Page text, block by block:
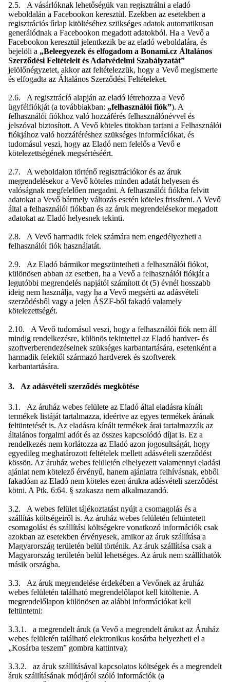
2.5. A vásárlóknak lehetőségük van regisztrálni a eladó
weboldalán a Facebookon keresztül. Ezekben az esetekben a
regisztrációs űrlap kitöltéséhez szükséges adatok automatikusan
generálódnak a Facebookon megadott adatokból. Ha a Vevő a
Facebookon keresztül jelentkezik be az eladó weboldalára, és
bejelöli a „Beleegyezek és elfogadom a Bonami.cz Általános
Szerződési Feltételeit és Adatvédelmi Szabályzatát”
jelölőnégyzetet, akkor azt feltételezzük, hogy a Vevő megismerte
és elfogadta az Általános Szerződési Feltételeket.
2.6. A regisztráció alapján az eladó létrehozza a Vevő
ügyfélfiókját (a továbbiakban: „felhasználói fiók”). A
felhasználói fiókhoz való hozzáférés felhasználónévvel és
jelszóval biztosított. A Vevő köteles titokban tartani a Felhasználói
fiókjához való hozzáféréshez szükséges információkat, és
tudomásul veszi, hogy az Eladó nem felelős a Vevő e
kötelezettségének megsértéséért.
2.7. A weboldalon történő regisztrációkor és az áruk
megrendelésekor a Vevő köteles minden adatát helyesen és
valóságnak megfelelően megadni. A felhasználói fiókba felvitt
adatokat a Vevő bármely változás esetén köteles frissíteni. A Vevő
által a felhasználói fiókban és az áruk megrendelésekor megadott
adatokat az Eladó helyesnek tekinti.
2.8. A Vevő harmadik felek számára nem engedélyezheti a
felhasználói fiók használatát.
2.9. Az Eladó bármikor megszüntetheti a felhasználói fiókot,
különösen abban az esetben, ha a Vevő a felhasználói fiókját a
legutóbbi megrendelés napjától számított öt (5) évnél hosszabb
ideig nem használja, vagy ha a Vevő megsérti az adásvételi
szerződésből vagy a jelen ÁSZF-ből fakadó valamely
kötelezettségét.
2.10. A Vevő tudomásul veszi, hogy a felhasználói fiók nem áll
mindig rendelkezésre, különös tekintettel az Eladó hardver- és
szoftverberendezéseinek szükséges karbantartására, esetenként a
harmadik felektől származó hardverek és szoftverek
karbantartására.
3. Az adásvételi szerződés megkötése
3.1. Az áruház webes felülete az Eladó által eladásra kínált
termékek listáját tartalmazza, ideértve az egyes termékek árának
feltüntetését is. Az eladásra kínált termékek árai tartalmazzák az
általános forgalmi adót és az összes kapcsolódó díjat is. Ez a
rendelkezés nem korlátozza az Eladó azon jogosultságát, hogy
egyedileg meghatározott feltételek mellett adásvételi szerződést
kössön. Az áruház webes felületén elhelyezett valamennyi eladási
ajánlat nem kötelező érvényű, hanem ajánlatra felhívásnak, ebből
fakadóan az Eladó nem köteles ezen árukra adásvételi szerződést
kötni. A Ptk. 6:64. § szakasza nem alkalmazandó.
3.2. A webes felület tájékoztatást nyújt a csomagolás és a
szállítás költségeiről is. Az áruház webes felületén feltüntetett
csomagolási és szállítási költségekre vonatkozó információk csak
azokban az esetekben érvényesek, amikor az áruk szállítása a
Magyarország területén belül történik. Az áruk szállítása csak a
Magyarország területén belül lehetséges. Az áruk nem szállíthatók
másik országba.
3.3. Az áruk megrendelése érdekében a Vevőnek az áruház
webes felületén található megrendelőlapot kell kitöltenie. A
megrendelőlapon különösen az alábbi információkat kell
feltüntetni:
3.3.1. a megrendelt áruk (a Vevő a megrendelt árukat az Áruház
webes felületén található elektronikus kosárba helyezheti el a
„Kosárba teszem” gombra kattintva);
3.3.2. az áruk szállításával kapcsolatos költségek és a megrendelt
áruk szállításának módjáról szóló információk (a